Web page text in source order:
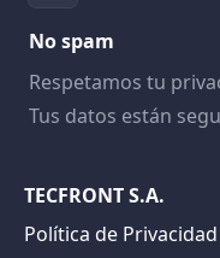
No spam
Respetamos tu
Tus datos están
TECFRONT S.A.
Política de Privacidad